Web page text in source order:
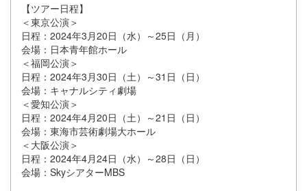
【ツアー日程】
＜東京公演＞
日程：2024年3月20日（水）～25日（月）
会場：日本青年館ホール
＜福岡公演＞
日程：2024年3月30日（土）～31日（日）
会場：キャナルシティ劇場
＜愛知公演＞
日程：2024年4月20日（土）～21日（日）
会場：東海市芸術劇場大ホール
＜大阪公演＞
日程：2024年4月24日（水）～28日（日）
会場：SkyシアターMBS